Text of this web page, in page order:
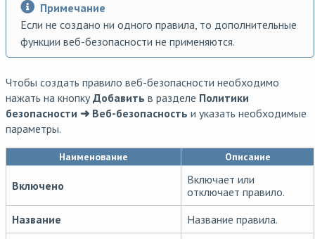
Примечание
Если не создано ни одного правила, то дополнительные
функции веб-безопасности не применяются.
Чтобы создать правило веб-безопасности необходимо
нажать на кнопкуДобавить в разделе Политики
безопасности ➜ Веб-безопасность и указать необходимые
параметры.
Наименование Описание
Включено
Включает или
отключает правило.
Название
Название правила.